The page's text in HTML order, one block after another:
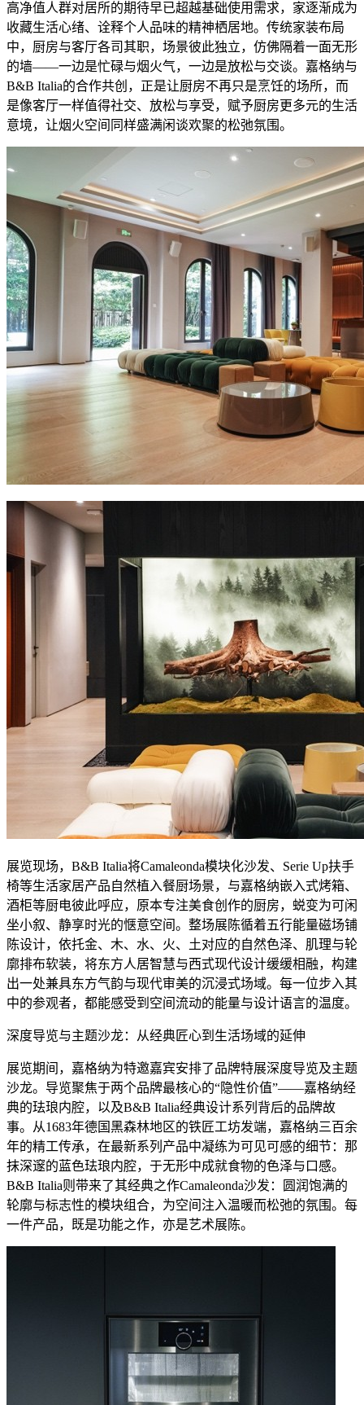
高净值人群对居所的期待早已超越基础使用需求，家逐渐成为
收藏生活心绪、诠释个人品味的精神栖居地。传统家装布局
中，厨房与客厅各司其职，场景彼此独立，仿佛隔着一面无形
的墙——一边是忙碌与烟火气，一边是放松与交谈。嘉格纳与
B&B Italia的合作共创，正是让厨房不再只是烹饪的场所，而
是像客厅一样值得社交、放松与享受，赋予厨房更多元的生活
意境，让烟火空间同样盛满闲谈欢聚的松弛氛围。
展览现场，B&B Italia将Camaleonda模块化沙发、Serie Up扶手
椅等生活家居产品自然植入餐厨场景，与嘉格纳嵌入式烤箱、
酒柜等厨电彼此呼应，原本专注美食创作的厨房，蜕变为可闲
坐小叙、静享时光的惬意空间。整场展陈循着五行能量磁场铺
陈设计，依托金、木、水、火、土对应的自然色泽、肌理与轮
廓排布软装，将东方人居智慧与西式现代设计缓缓相融，构建
出一处兼具东方气韵与现代审美的沉浸式场域。每一位步入其
中的参观者，都能感受到空间流动的能量与设计语言的温度。
深度导览与主题沙龙：从经典匠心到生活场域的延伸
展览期间，嘉格纳为特邀嘉宾安排了品牌特展深度导览及主题
沙龙。导览聚焦于两个品牌最核心的“隐性价值”——嘉格纳经
典的珐琅内腔，以及B&B Italia经典设计系列背后的品牌故
事。从1683年德国黑森林地区的铁匠工坊发端，嘉格纳三百余
年的精工传承，在最新系列产品中凝练为可见可感的细节：那
抹深邃的蓝色珐琅内腔，于无形中成就食物的色泽与口感。
B&B Italia则带来了其经典之作Camaleonda沙发：圆润饱满的
轮廓与标志性的模块组合，为空间注入温暖而松弛的氛围。每
一件产品，既是功能之作，亦是艺术展陈。